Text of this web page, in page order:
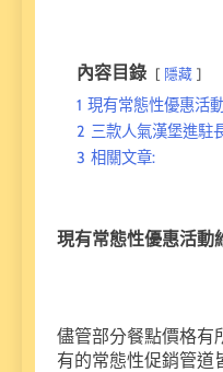
內容目錄 隱藏
1 現有常態性優惠活
2 三款人氣漢堡進駐
3 相關文章:
現有常態性優惠活動
儘管部分餐點價格有
有的常態性促銷管道